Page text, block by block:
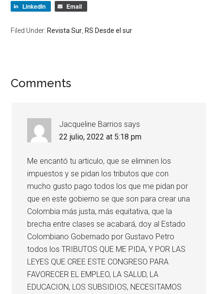
LinkedIn
Email
Filed Under: Revista Sur RS Desde el sur
Comments
Jacqueline Barrios says
22 julio, 2022 at 5:18 pm
Me encantó tu articulo, que se eliminen los
impuestos y se pidan los tributos que con
mucho gusto pago todos los que me pidan por
que en este gobierno se que son para crear una
Colombia más justa,.más equitativa, que la
brecha entre clases se acabará, doy al Estado
Colombiano Gobernado por Gustavo Petro
todos los TRIBUTOS QUE ME PIDA, Y POR LAS
LEYES QUE CREE ESTE CONGRESO PARA
FAVORECER EL EMPLEO, LA SALUD, LA
EDUCACION, LOS SUBSIDIOS, NECESITAMOS